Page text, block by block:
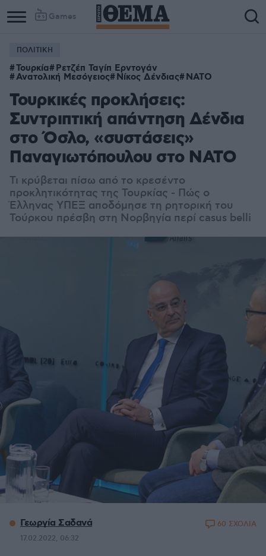
Games
ΠΟΛΙΤΙΚΗ
Τουρκία Ρετζέπ Ταγίπ Ερντογάν
Ανατολική Μεσόγειος Νίκος Δένδιας ΝΑΤΟ
Τουρκικές προκλήσεις:
Συντριπτική απάντηση Δένδια
στο Όσλο, «συστάσεις»
Παναγιωτόπουλου στο ΝΑΤΟ
Τι κρύβεται πίσω από το κρεσέντο
προκλητικότητας της Τουρκίας - Πώς ο
Έλληνας ΥΠΕΞ αποδόμησε τη ρητορική του
Τούρκου πρέσβη στη Νορβηγία περί casus belli
Γεωργία Σαδανά
17.02.2022, 06:32
60 ΣΧΟΛΙΑ